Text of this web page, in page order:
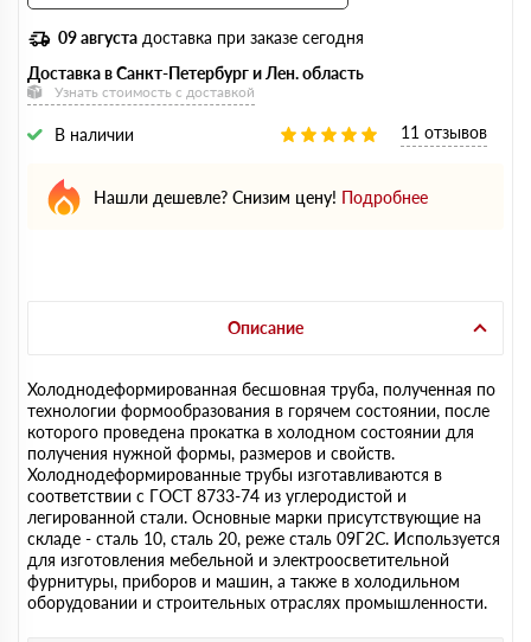
09 августа доставка при заказе сегодня
Доставка в Санкт-Петербург и Лен. область
Узнать стоимость с доставкой
В наличии 11 отзывов
Нашли дешевле? Снизим цену! Подробнее
Описание
Холоднодеформированная бесшовная труба, полученная по
технологии формообразования в горячем состоянии, после
которого проведена прокатка в холодном состоянии для
получения нужной формы, размеров и свойств.
Холоднодеформированные трубы изготавливаются в
соответствии с ГОСТ 8733-74 из углеродистой и
легированной стали. Основные марки присутствующие на
складе - сталь 10, сталь 20, реже сталь 09Г2С. Используется
для изготовления мебельной и электроосветительной
фурнитуры, приборов и машин, а также в холодильном
оборудовании и строительных отраслях промышленности.